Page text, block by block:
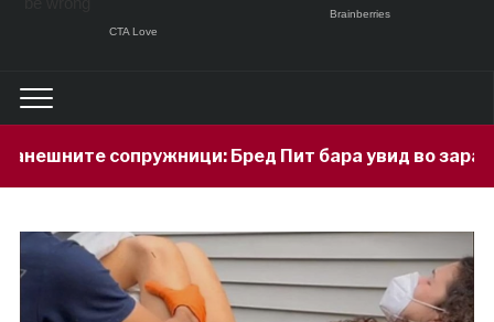
Бред Пит бара увид во заработката на Анџелина